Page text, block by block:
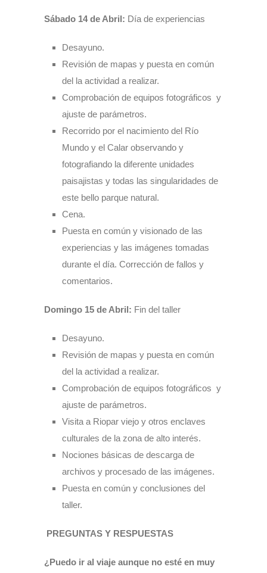
Sábado 14 de Abril: Día de experiencias
Desayuno.
Revisión de mapas y puesta en común
del la actividad a realizar.
Comprobación de equipos fotográficos y
ajuste de parámetros.
Recorrido por el nacimiento del Río
Mundo y el Calar observando y
fotografiando la diferente unidades
paisajistas y todas las singularidades de
este bello parque natural.
Cena.
Puesta en común y visionado de las
experiencias y las imágenes tomadas
durante el día. Corrección de fallos y
comentarios.
Domingo 15 de Abril: Fin del taller
Desayuno.
Revisión de mapas y puesta en común
del la actividad a realizar.
Comprobación de equipos fotográficos y
ajuste de parámetros.
Visita a Riopar viejo y otros enclaves
culturales de la zona de alto interés.
Nociones básicas de descarga de
archivos y procesado de las imágenes.
Puesta en común y conclusiones del
taller.
PREGUNTAS Y RESPUESTAS
¿Puedo ir al viaje aunque no esté en muy